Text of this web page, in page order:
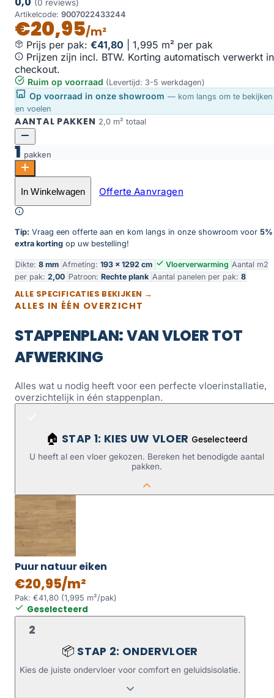
(0 reviews)
Artikelcode: 9007022433244
€20,95/m²
Prijs per pak: €41,80
1,995 m² per pak
Prijzen zijn incl. BTW. Korting automatisch verwerkt in
checkout.
Ruim op voorraad (Levertijd: 3-5 werkdagen)
Op voorraad in onze showroom — kom langs om te bekijken
en voelen
AANTAL PAKKEN 2,0 m² totaal
1 pakken
Puur natuur eiken aantal
Toevoegen aan winkelwagen
In Winkelwagen Offerte Aanvragen
Tip: Vraag een offerte aan en kom langs in onze showroom voor 5%
extra korting op uw bestelling!
Dikte: 8 mm Afmeting: 193 × 1292 cm Vloerverwarming Aantal m2
per pak: 2,00 Patroon: Rechte plank Aantal panelen per pak: 8
ALLE SPECIFICATIES BEKIJKEN →
ALLES IN ÉÉN OVERZICHT
STAPPENPLAN: VAN VLOER TOT
AFWERKING
Alles wat u nodig heeft voor een perfecte vloerinstallatie,
overzichtelijk in één stappenplan.
🏠 STAP 1: KIES UW VLOER Geselecteerd
U heeft al een vloer gekozen. Bereken het benodigde aantal
pakken.
Puur natuur eiken
€20,95/m²
Pak: €41,80 (1,995 m²/pak)
Geselecteerd
2
📦 STAP 2: ONDERVLOER
Kies de juiste ondervloer voor comfort en geluidsisolatie.